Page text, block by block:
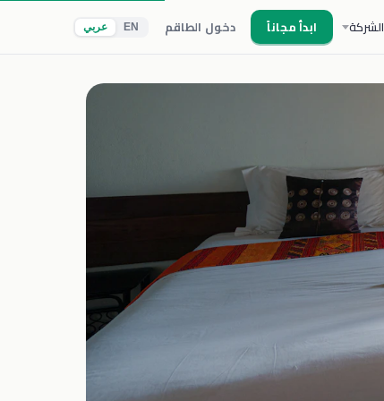
الشركة EN عربي دخول الطاقم ابدأ مجاناً